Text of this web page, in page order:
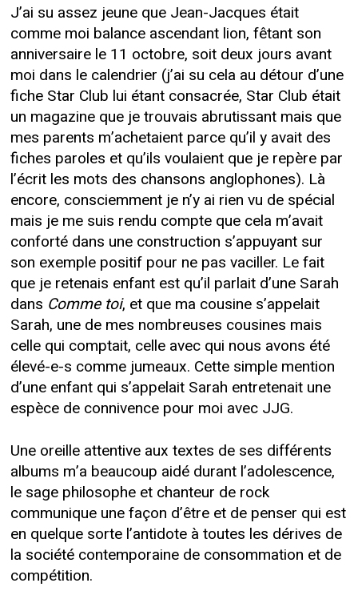
J’ai su assez jeune que Jean-Jacques était
comme moi balance ascendant lion, fêtant son
anniversaire le 11 octobre, soit deux jours avant
moi dans le calendrier (j’ai su cela au détour d’une
fiche Star Club lui étant consacrée, Star Club était
un magazine que je trouvais abrutissant mais que
mes parents m’achetaient parce qu’il y avait des
fiches paroles et qu’ils voulaient que je repère par
l’écrit les mots des chansons anglophones). Là
encore, consciemment je n’y ai rien vu de spécial
mais je me suis rendu compte que cela m’avait
conforté dans une construction s’appuyant sur
son exemple positif pour ne pas vaciller. Le fait
que je retenais enfant est qu’il parlait d’une Sarah
dans Comme toi, et que ma cousine s’appelait
Sarah, une de mes nombreuses cousines mais
celle qui comptait, celle avec qui nous avons été
élevé-e-s comme jumeaux. Cette simple mention
d’une enfant qui s’appelait Sarah entretenait une
espèce de connivence pour moi avec JJG.
Une oreille attentive aux textes de ses différents
albums m’a beaucoup aidé durant l’adolescence,
le sage philosophe et chanteur de rock
communique une façon d’être et de penser qui est
en quelque sorte l’antidote à toutes les dérives de
la société contemporaine de consommation et de
compétition.